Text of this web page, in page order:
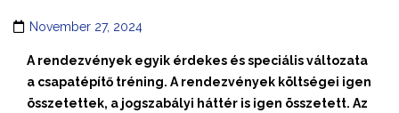
November 27, 2024
A rendezvények egyik érdekes és speciális változata
a csapatépítő tréning. A rendezvények költségei igen
összetettek, a jogszabályi háttér is igen összetett. Az